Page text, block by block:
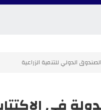
الدولي للتنمية الزراعية